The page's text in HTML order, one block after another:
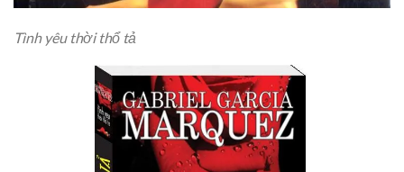
Tình yêu thời thổ tả